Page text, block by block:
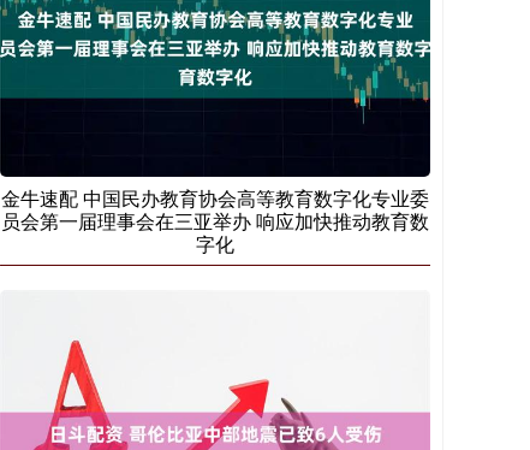
金牛速配 中国民办教育协会高等教育数字化专业委
员会第一届理事会在三亚举办 响应加快推动教育数
字化